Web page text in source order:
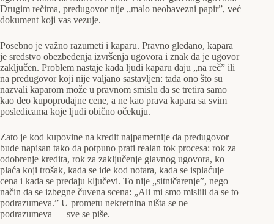
Drugim rečima, predugovor nije „malo neobavezni papir”, već
dokument koji vas vezuje.
Posebno je važno razumeti i kaparu. Pravno gledano, kapara
je sredstvo obezbeđenja izvršenja ugovora i znak da je ugovor
zaključen. Problem nastaje kada ljudi kaparu daju „na reč” ili
na predugovor koji nije valjano sastavljen: tada ono što su
nazvali kaparom može u pravnom smislu da se tretira samo
kao deo kupoprodajne cene, a ne kao prava kapara sa svim
posledicama koje ljudi obično očekuju.
Zato je kod kupovine na kredit najpametnije da predugovor
bude napisan tako da potpuno prati realan tok procesa: rok za
odobrenje kredita, rok za zaključenje glavnog ugovora, ko
plaća koji trošak, kada se ide kod notara, kada se isplaćuje
cena i kada se predaju ključevi. To nije „sitničarenje”, nego
način da se izbegne čuvena scena: „Ali mi smo mislili da se to
podrazumeva.” U prometu nekretnina ništa se ne
podrazumeva — sve se piše.